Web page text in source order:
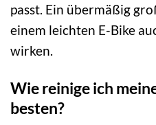
passt. Ein übermäßig
einem leichten E-Bike
wirken.
Wie reinige ich
besten?